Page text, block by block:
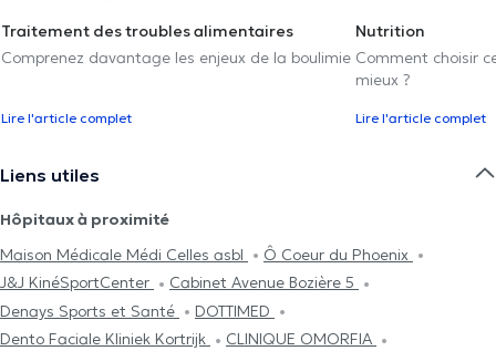
Traitement des troubles alimentaires
Comprenez davantage les enjeux de la boulimie
Lire l'article complet
Nutrition
Comment choisir
mieux ?
Lire l'article complet
Liens utiles
Hôpitaux à proximité
Maison Médicale Médi Celles asbl
Ô Coeur du Phoenix
J&J KinéSportCenter
Cabinet Avenue Bozière 5
Denays Sports et Santé
DOTTIMED
Dento Faciale Kliniek Kortrijk
CLINIQUE OMORFIA